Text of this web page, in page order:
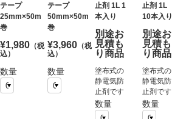
テープ
25mm×50m
巻
¥1,980 （税
込）
数量
テープ
50mm×50m
巻
¥3,960 （税
込）
数量
止剤 1L 1
本入り
別途お
見積も
り商品
塗布式の
静電気防
止剤です
数量
止剤 1L
10本入り
別途お
見積も
り商品
塗布式の
静電気防
止剤です
数量